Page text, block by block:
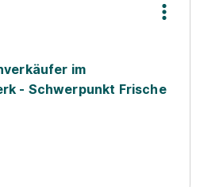
im
- Schwerpunkt Frische